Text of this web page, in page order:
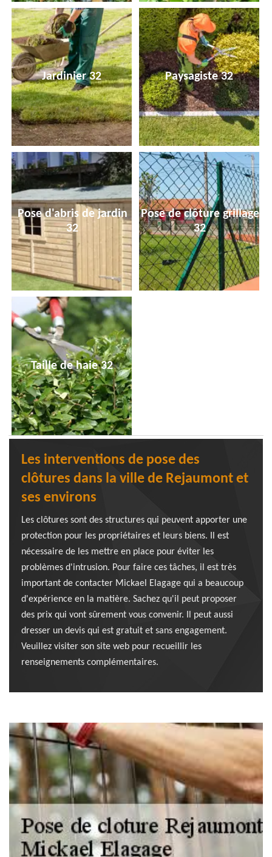
Jardinier 32 Paysagiste 32
Pose d'abris de jardin
32
Pose de clôture grillage
32
Taille de haie 32
Les interventions de pose des
clôtures dans la ville de Rejaumont et
ses environs
Les clôtures sont des structures qui peuvent apporter une
protection pour les propriétaires et leurs biens. Il est
nécessaire de les mettre en place pour éviter les
problèmes d'intrusion. Pour faire ces tâches, il est très
important de contacter Mickael Elagage qui a beaucoup
d'expérience en la matière. Sachez qu'il peut proposer
des prix qui vont sûrement vous convenir. Il peut aussi
dresser un devis qui est gratuit et sans engagement.
Veuillez visiter son site web pour recueillir les
renseignements complémentaires.